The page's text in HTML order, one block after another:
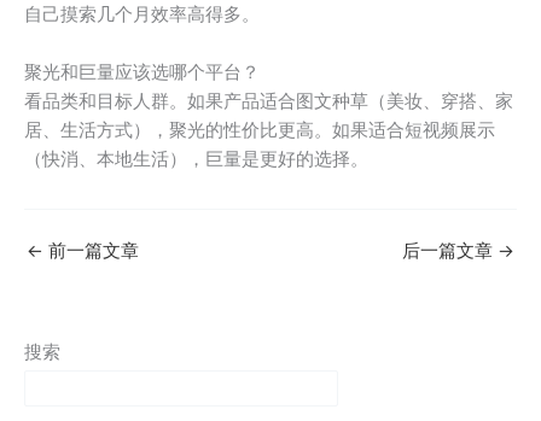
自己摸索几个月效率高得多。
聚光和巨量应该选哪个平台？
看品类和目标人群。如果产品适合图文种草（美妆、穿搭、家
居、生活方式），聚光的性价比更高。如果适合短视频展示
（快消、本地生活），巨量是更好的选择。
← 前一篇文章 后一篇文章 →
搜索